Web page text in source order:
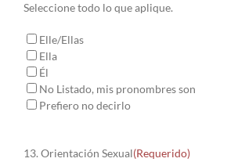
Seleccione todo lo que aplique.
Elle/Ellas
Ella
Él
No Listado, mis pronombres son
Prefiero no decirlo
13. Orientación Sexual(Requerido)